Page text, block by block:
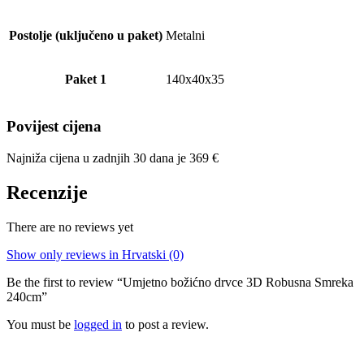
Postolje (uključeno u paket) Metalni
Paket 1 140x40x35
Povijest cijena
Najniža cijena u zadnjih 30 dana je 369 €
Recenzije
There are no reviews yet
Show only reviews in Hrvatski (0)
Be the first to review “Umjetno božićno drvce 3D Robusna Smreka
240cm”
You must be logged in to post a review.